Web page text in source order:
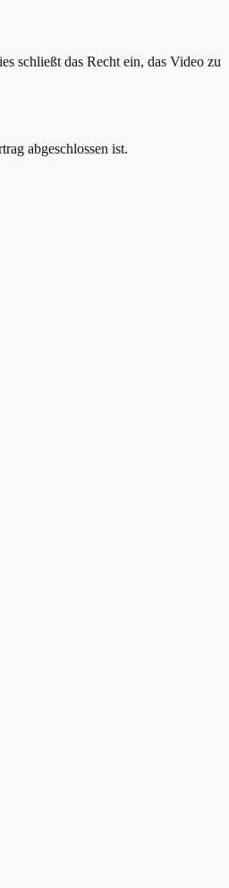
schließt das Recht ein, das Video zu
abgeschlossen ist.